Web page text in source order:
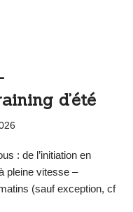
d’été
: de l’initiation en
pleine vitesse –
(sauf exception, cf